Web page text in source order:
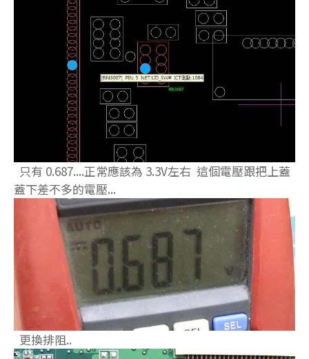
只有 0.687....正常應該為 3.3V左右 這個電壓跟把上蓋
蓋下差不多的電壓...
更換排阻..